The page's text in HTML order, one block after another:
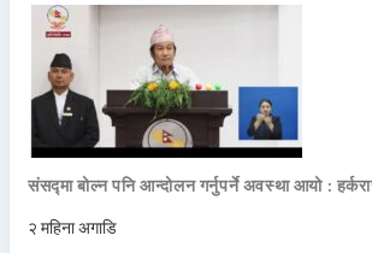
संसद्मा बोल्न पनि आन्दोलन गर्नुपर्ने अवस्था आयो :
२ महिना अगाडि